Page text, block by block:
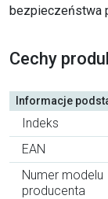
bezpieczeństwa
Cechy
Informacje
Indeks
EAN
Numer modelu
producenta